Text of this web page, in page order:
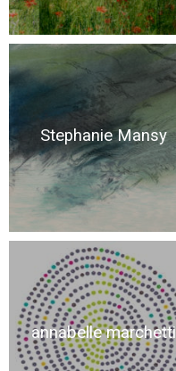
Stephanie Mansy
annabelle marchetti